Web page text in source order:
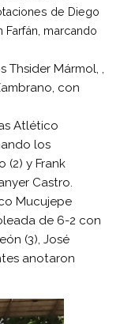
de Diego
marcando
Mármol, ,
con
Atlético
los
(2) y Frank
Castro.
Mucujepe
de 6-2 con
(3), José
anotaron